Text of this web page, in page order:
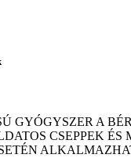
GYÓGYSZER A
CSEPPEK ÉS